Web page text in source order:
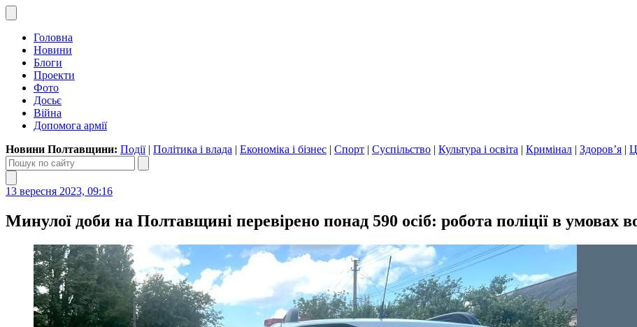
Головна
Новини
Блоги
Проекти
Фото
Досьє
Війна
Допомога армії
Новини Полтавщини: Події| Політика і влада | Економіка і бізнес | Спорт | Суспільство | Культура і освіта | Кримінал | Здоров’я |
13 вересня 2023, 09:16
Минулої доби на Полтавщині перевірено понад 590 осіб: робота поліції в умовах